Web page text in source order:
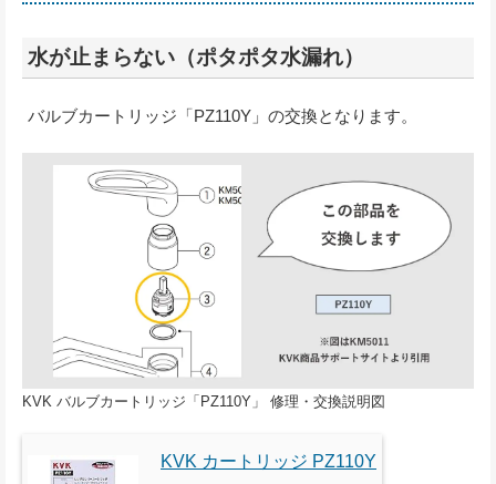
水が止まらない（ポタポタ水漏れ）
バルブカートリッジ「PZ110Y」の交換となります。
KVK バルブカートリッジ「PZ110Y」 修理・交換説明図
KVK カートリッジ PZ110Y